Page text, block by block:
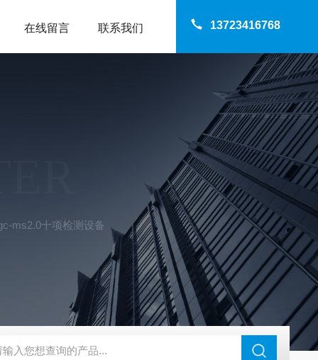
13723416768
在线留言 联系我们
ms2.0十项检测设备
场发射扫描电镜 瑞士万通水分仪 布鲁克SkyScan2211高分